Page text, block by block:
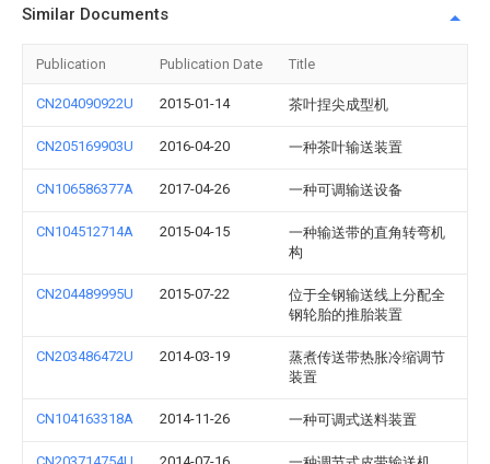
Similar Documents
Publication Publication Date Title
CN204090922U 2015-01-14 茶叶捏尖成型机
CN205169903U 2016-04-20 一种茶叶输送装置
CN106586377A 2017-04-26 一种可调输送设备
CN104512714A 2015-04-15
一种输送带的直角转弯机
构
CN204489995U 2015-07-22
位于全钢输送线上分配全
钢轮胎的推胎装置
CN203486472U 2014-03-19
蒸煮传送带热胀冷缩调节
装置
CN104163318A 2014-11-26 一种可调式送料装置